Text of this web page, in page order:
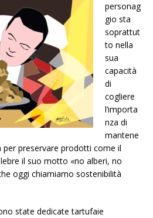
personag
gio sta
soprattut
to nella
sua
capacità
di
cogliere
l’importa
nza di
mantene
per preservare prodotti come il
il suo motto «no alberi, no
oggi chiamiamo sostenibilità
state dedicate tartufaie